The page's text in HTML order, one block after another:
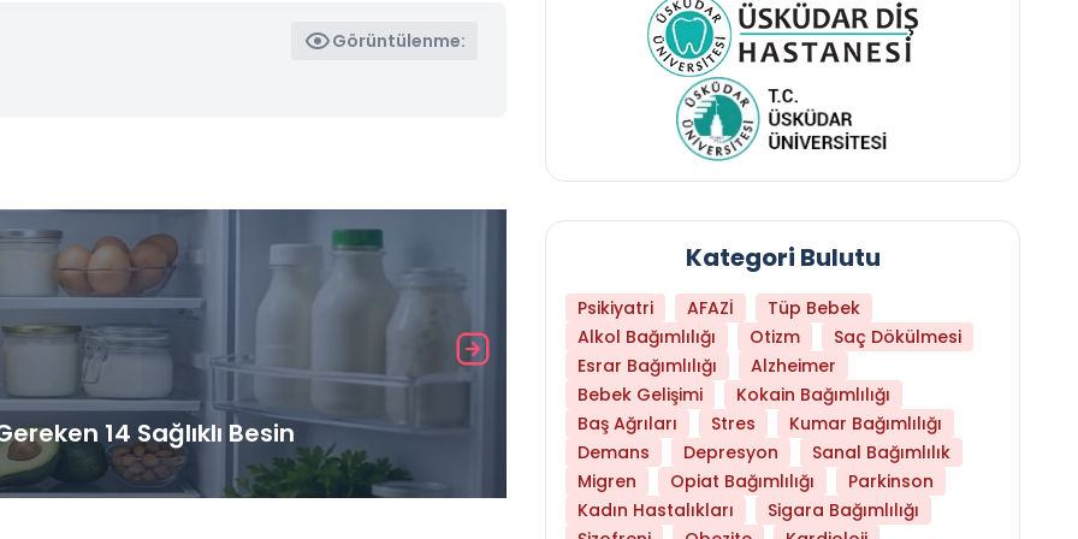
Görüntülenme:
14 Sağlıklı Besin Hangi Yaşta Hangi Testi Yaptırmanız
Kategori Bulutu
Psikiyatri AFAZİ
Tüp Bebek
Alkol Bağımlılığı
Otizm
Saç Dökülmesi
Esrar Bağımlılığı
Alzheimer
Bebek Gelişimi
Kokain Bağımlılığı
Baş Ağrıları
Stres
Kumar Bağımlılığı
Demans
Depresyon
Sanal Bağımlılık
Migren
Opiat Bağımlılığı
Parkinson
Kadın Hastalıkları
Sigara Bağımlılığı